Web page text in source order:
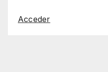
Acceder